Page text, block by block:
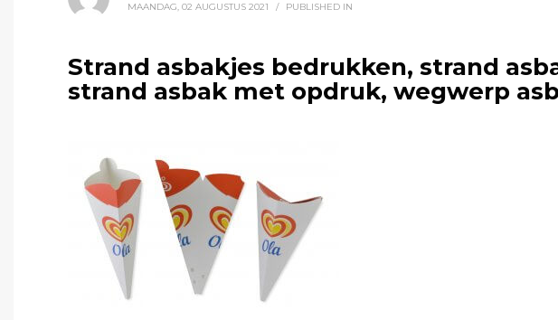
MAANDAG, 02 AUGUSTUS 2021 / PUBLISHED IN
Strand asbakjes bedrukken, strand
strand asbak met opdruk, wegwerp